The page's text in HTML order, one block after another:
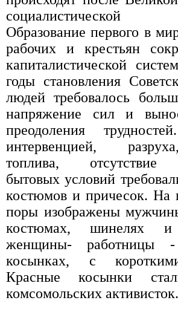
социалистической
Образование первого в
рабочих и крестьян
капиталистической
годы становления
людей требовалось
напряжение сил и
преодоления
интервенцией,
топлива, отсутствие
бытовых условий
костюмов и причесок. На
поры изображены
костюмах, шинелях и
женщины- работницы
косынках, с
Красные косынки
комсомольских активисток.